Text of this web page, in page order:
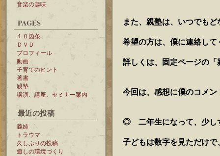
音楽の趣味
PAGES
１０箇条
ＤＶＤ
プロフィール
動画
子育てのヒント
著書
親塾
講演、講座、セミナー案内
最近の投稿
義姉
トラウマ
久しぶりの投稿
癒しの環境づくり
また、親塾は、いつでも
希望の方は、僕に連絡して
詳しくは、固定ページの
今回は、感想に僕のコメン
◎ 二年生になって、少し
子どもは数字を見ただけ